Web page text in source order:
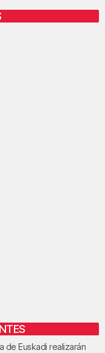
de Euskadi realizarán